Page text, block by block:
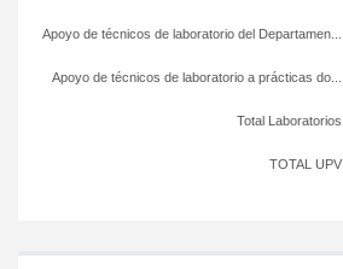
TOTAL UPV
Total Laboratorios
Apoyo de técnicos de laboratorio a prácticas do...
Apoyo de técnicos de laboratorio del Departamen...